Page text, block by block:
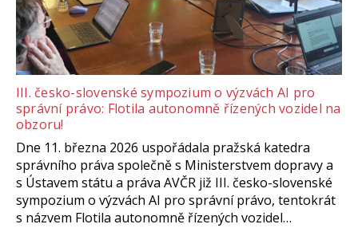
III. česko-slovenské sympozium o výzvách AI pro
správní právo: Flotila autonomně řízených vozidel na
obzoru!
Dne 11. března 2026 uspořádala pražská katedra
správního práva společně s Ministerstvem dopravy a
s Ústavem státu a práva AVČR již III. česko-slovenské
sympozium o výzvách AI pro správní právo, tentokrát
s názvem Flotila autonomně řízených vozidel…